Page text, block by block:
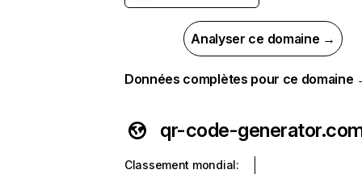
Analyser ce domaine →
Données complètes pour ce domaine
qr-code-
Classement mondial: